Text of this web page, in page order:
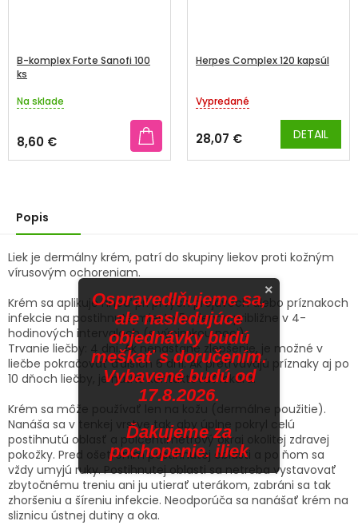
B-komplex Forte Sanofi 100
ks
Priemerné
produktu
je
5,0
hviezdičiek.
Na sklade
8,60 €
Herpes Complex 120 kapsúl
Priemerné
produktu
je
3,8
Vypredané
28,07 € DETAIL
Popis
Liek je dermálny krém, patrí do skupiny liekov proti kožným
vírusovým ochoreniam.
Krém sa aplikuje hneď pri prvých prejavoch alebo príznakoch
infekcie na postihnuté miesto 5x denne približne v 4-
hodinových intervaloch (s výnimkou noci).
Trvanie liečby: 4 dni. Ak nenastane zlepšenie, je možné v
liečbe pokračovať ďalších 6 dní. Ak pretrvávajú príznaky aj po
10 dňoch liečby, je nutné kontaktovať lekára.
Krém sa môže používať len na kožu (dermálne použitie).
Nanáša sa v tenkej vrstve tak, aby úplne pokryl celú
postihnutú oblasť a polcentimetrový okraj okolitej zdravej
pokožky. Pred ošetrením postihnutej oblasti a po ňom sa
vždy umyjú ruky. Postihnutej oblasti sa netreba vystavovať
zbytočnému treniu ani ju utierať uterákom, zabráni sa tak
zhoršeniu a šíreniu infekcie. Neodporúča sa nanášať krém na
sliznicu ústnej dutiny a oka.
×
Ospravedlňujeme sa,
ale nasledujúce
objednávky budú
meškať s doručením.
Vybavené budú od
17.8.2026.
Ďakujeme za
pochopenie. iliek